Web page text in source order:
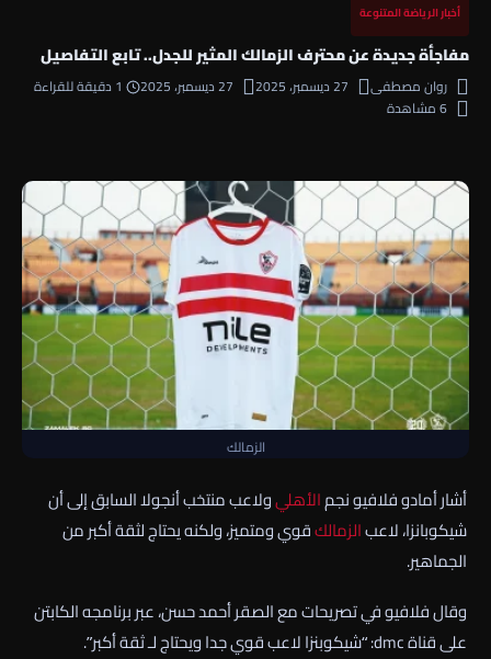
أخبار الرياضة المتنوعة
مفاجأة جديدة عن محترف الزمالك المثير للجدل.. تابع التفاصيل
روان مصطفى 27 ديسمبر، 2025 27 ديسمبر، 2025
1 دقيقة للقراءة
6 مشاهدة
الزمالك
أشار أمادو فلافيو نجمالأهليولاعب منتخب أنجولا السابق إلى أن
شيكوبانزا، لاعبالزمالكقوي ومتميز، ولكنه يحتاج لثقة أكبر من
الجماهير.
وقال فلافيو في تصريحات مع الصقر أحمد حسن، عبر برنامجه الكابتن
على قناة dmc: “شيكوبنزا لاعب قوي جدا ويحتاج لـ ثقة أكبر”.